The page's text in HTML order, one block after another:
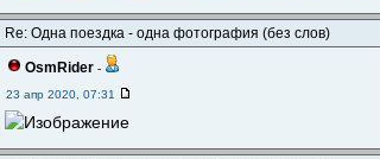
Re: Одна поездка - одна фотография (без слов)
OsmRider -
23 апр 2020, 07:31